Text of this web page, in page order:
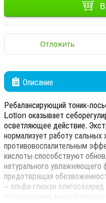
Отложить
Описание
Ребалансирующий тоник-
Lotion оказывает
осветляющее действие.
нормализует работу
противовоспалительным
кислоты способствуют
натурального
предотвращая
– альфа-глюкан
естественную микрофлору